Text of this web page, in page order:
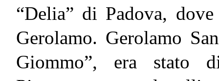
“Delia” di Padova,
Gerolamo. Gerolamo
Giommo”, era stato